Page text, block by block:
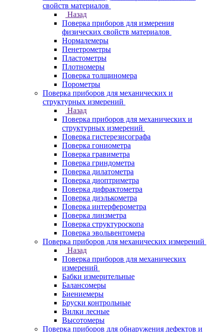
свойств материалов
Назад
Поверка приборов для измерения
физических свойств материалов
Нормалемеры
Пенетрометры
Пластометры
Плотномеры
Поверка толщиномера
Порометры
Поверка приборов для механических и
структурных измерений
Назад
Поверка приборов для механических и
структурных измерений
Поверка гистерезисографа
Поверка гониометра
Поверка гравиметра
Поверка гриндометра
Поверка дилатометра
Поверка диоптриметра
Поверка дифрактометра
Поверка диэлькометра
Поверка интерферометра
Поверка линзметра
Поверка структуроскопа
Поверка эвольвентомера
Поверка приборов для механических измерений
Назад
Поверка приборов для механических
измерений
Бабки измерительные
Балансомеры
Биениемеры
Бруски контрольные
Вилки лесные
Высотомеры
Поверка приборов для обнаружения дефектов и